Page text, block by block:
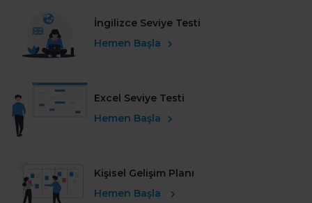
İngilizce Seviye Testi
Hemen Başla
Excel Seviye Testi
Hemen Başla
Kişisel Gelişim Planı
Hemen Başla